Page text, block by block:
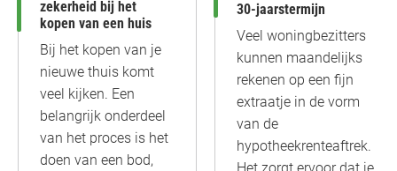
zekerheid bij het
kopen van een huis
Bij het kopen van je
nieuwe thuis komt
veel kijken. Een
belangrijk onderdeel
van het proces is het
doen van een bod,
30-jaarstermijn
Veel woningbezitters
kunnen maandelijks
rekenen op een fijn
extraatje in de vorm
van de
hypotheekrenteaftrek.